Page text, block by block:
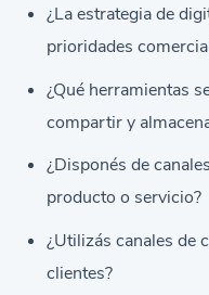
¿La estrategia de
prioridades
¿Qué herramientas
compartir y
¿Disponés de
producto o servicio?
¿Utilizás canales de
clientes?